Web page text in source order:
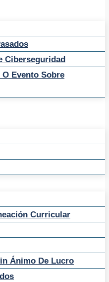
Ciberseguridad
O Evento Sobre
Curricular
Ánimo De Lucro